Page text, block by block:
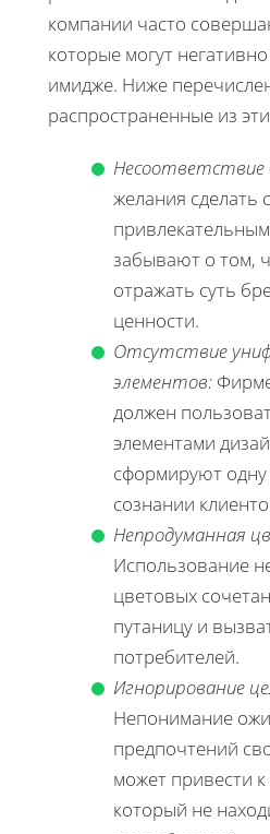
компании часто
которые могут
имидже. Ниже
распространенные из
Несоответствие
желания сделать
забывают о том,
отражать суть
ценности.
Отсутствие
элементов:
должен
элементами
сформируют
сознании
Непродуманная
Использование
цветовых
путаницу и
потребителей.
Игнорирование
Непонимание
предпочтений
может привести
который не